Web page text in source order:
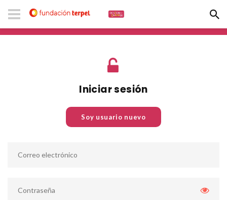
Iniciar sesión
Soy usuario nuevo